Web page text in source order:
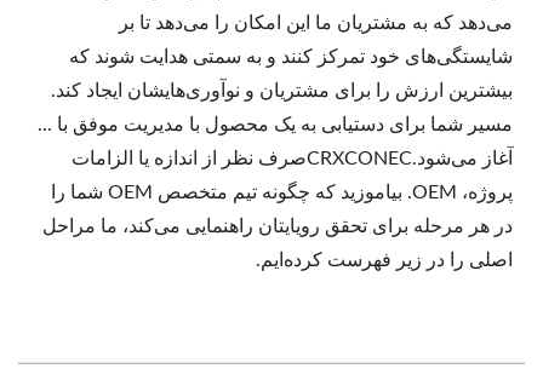
می‌دهد که به مشتریان ما این امکان را می‌دهد تا بر
شایستگی‌های خود تمرکز کنند و به سمتی هدایت شوند که
بیشترین ارزش را برای مشتریان و نوآوری‌هایشان ایجاد کند.
مسیر شما برای دستیابی به یک محصول با مدیریت موفق با ...
آغاز می‌شود.CRXCONECصرف نظر از اندازه یا الزامات
پروژه، OEM. بیاموزید که چگونه تیم متخصص OEM شما را
در هر مرحله برای تحقق رویایتان راهنمایی می‌کند، ما مراحل
اصلی را در زیر فهرست کرده‌ایم.